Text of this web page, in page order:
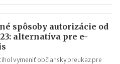
spôsoby autorizácie od
alternatíva pre e-
vymeniť občiansky preukaz pre